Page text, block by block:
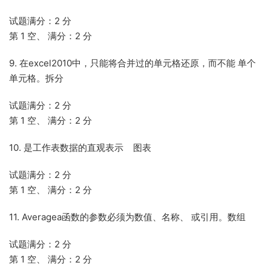
试题满分：2 分
第 1 空、 满分：2 分
9. 在excel2010中，只能将合并过的单元格还原，而不能 单个
单元格。拆分
试题满分：2 分
第 1 空、 满分：2 分
10. 是工作表数据的直观表示 图表
试题满分：2 分
第 1 空、 满分：2 分
11. Averagea函数的参数必须为数值、名称、 或引用。数组
试题满分：2 分
第 1 空、 满分：2 分